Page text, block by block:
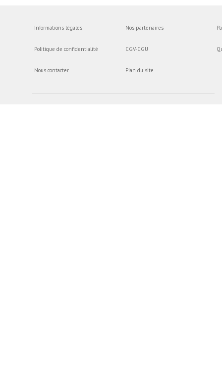
Informations légales
Politique de confidentialité
Nous contacter
Nos partenaires
CGV-CGU
Plan du site